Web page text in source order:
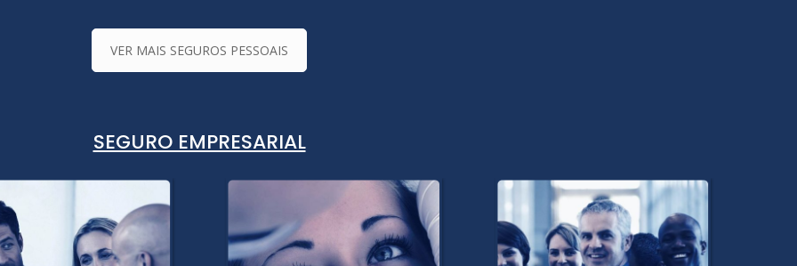
VER MAIS SEGUROS PESSOAIS
SEGURO EMPRESARIAL